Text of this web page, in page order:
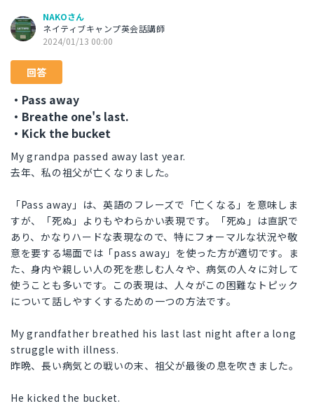
NAKOさん
ネイティブキャンプ英会話講師
2024/01/13 00:00
回答
・Pass away
・Breathe one's last.
・Kick the bucket
My grandpa passed away last year.
去年、私の祖父が亡くなりました。
「Pass away」は、英語のフレーズで「亡くなる」を意味しま
すが、「死ぬ」よりもやわらかい表現です。「死ぬ」は直訳で
あり、かなりハードな表現なので、特にフォーマルな状況や敬
意を要する場面では「pass away」を使った方が適切です。ま
た、身内や親しい人の死を悲しむ人々や、病気の人々に対して
使うことも多いです。この表現は、人々がこの困難なトピック
について話しやすくするための一つの方法です。
My grandfather breathed his last last night after a long
struggle with illness.
昨晩、長い病気との戦いの末、祖父が最後の息を吹きました。
He kicked the bucket.